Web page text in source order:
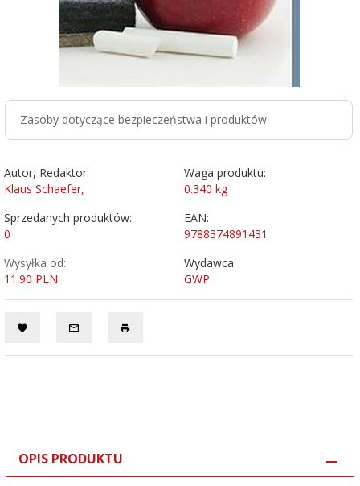
Zasoby dotyczące bezpieczeństwa i produktów
Autor, Redaktor:
Klaus Schaefer,
Waga produktu:
0.340 kg
Sprzedanych produktów:
0
EAN:
9788374891431
Wysyłka od:
11.90 PLN
Wydawca:
GWP
OPIS PRODUKTU